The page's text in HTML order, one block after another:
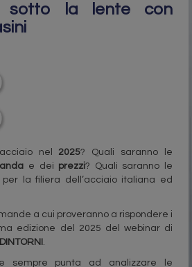
sotto la lente con
nel 2025? Quali saranno le
e dei prezzi? Quali saranno le
per la filiera dell’acciaio italiana ed
a cui proveranno a rispondere i
edizione del 2025 del webinar di
DINTORNI .
sempre punta ad analizzare le